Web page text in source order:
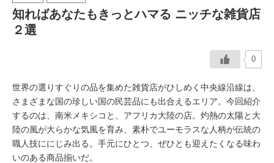
中央線フェス
駅から 探す
知ればあなたもきっとハマる ニッチな雑貨店
２選
0
世界の選りすぐりの品を集めた雑貨店がひしめく中央線沿線は、
さまざまな国の珍しい国の民芸品にも出合えるエリア。今回紹介
するのは、南米メキシコと、アフリカ大陸の店。灼熱の太陽と大
陸の風が大らかな気風を育み、素朴でユーモラスな人柄が伝統の
職人技ににじみ出る。手元にひとつ、ぜひとも迎えたくなる味わ
いのある商品揃いだ。